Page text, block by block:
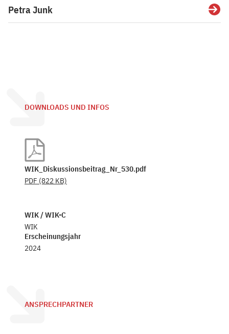
Petra Junk
DOWNLOADS UND INFOS
WIK_Diskussionsbeitrag_Nr_530.pdf
PDF (822 KB)
WIK / WIK-C
WIK
Erscheinungsjahr
2024
ANSPRECHPARTNER